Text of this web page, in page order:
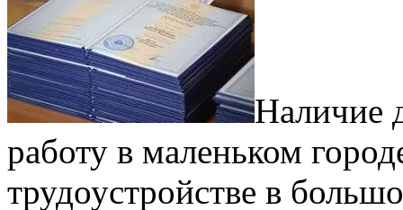
Наличие
работу в маленьком
трудоустройстве в